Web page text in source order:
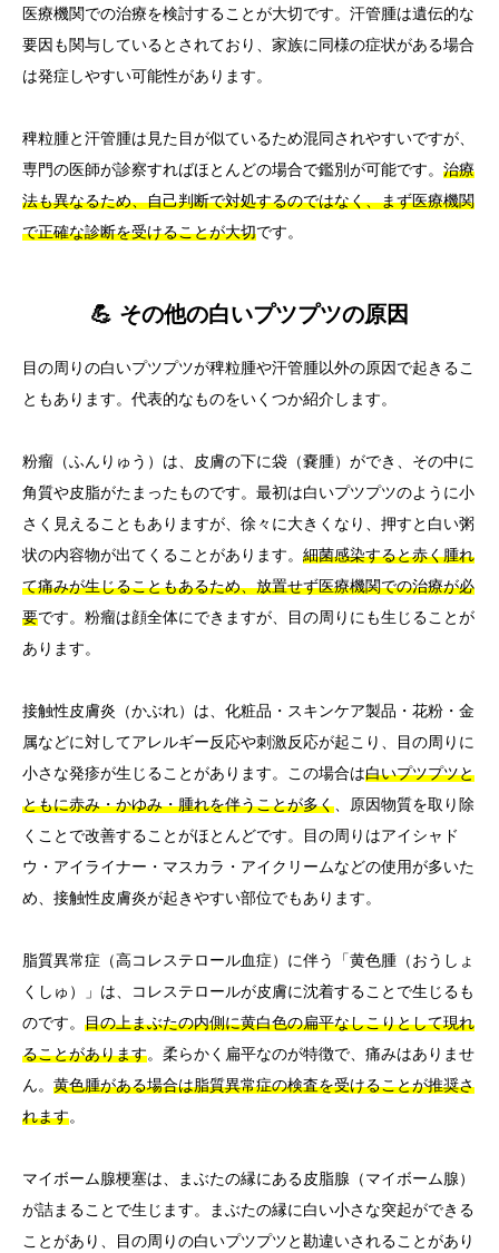
医療機関での治療を検討することが大切です。汗管腫は遺伝的な
要因も関与しているとされており、家族に同様の症状がある場合
は発症しやすい可能性があります。
稗粒腫と汗管腫は見た目が似ているため混同されやすいですが、
専門の医師が診察すればほとんどの場合で鑑別が可能です。 治療
法も異なるため、自己判断で対処するのではなく、まず医療機関
で正確な診断を受けることが大切です。
💪 その他の白いプツプツの原因
目の周りの白いプツプツが稗粒腫や汗管腫以外の原因で起きるこ
ともあります。代表的なものをいくつか紹介します。
粉瘤（ふんりゅう）は、皮膚の下に袋（嚢腫）ができ、その中に
角質や皮脂がたまったものです。最初は白いプツプツのように小
さく見えることもありますが、徐々に大きくなり、押すと白い粥
状の内容物が出てくることがあります。 細菌感染すると赤く腫れ
て痛みが生じることもあるため、放置せず医療機関での治療が必
要です。粉瘤は顔全体にできますが、目の周りにも生じることが
あります。
接触性皮膚炎（かぶれ）は、化粧品・スキンケア製品・花粉・金
属などに対してアレルギー反応や刺激反応が起こり、目の周りに
小さな発疹が生じることがあります。この場合は白いプツプツと
ともに赤み・かゆみ・腫れを伴うことが多く 、原因物質を取り除
くことで改善することがほとんどです。目の周りはアイシャド
ウ・アイライナー・マスカラ・アイクリームなどの使用が多いた
め、接触性皮膚炎が起きやすい部位でもあります。
脂質異常症（高コレステロール血症）に伴う「黄色腫（おうしょ
くしゅ）」は、コレステロールが皮膚に沈着することで生じるも
のです。 目の上まぶたの内側に黄白色の扁平なしこりとして現れ
ることがあります。柔らかく扁平なのが特徴で、痛みはありませ
ん。 黄色腫がある場合は脂質異常症の検査を受けることが推奨さ
れます。
マイボーム腺梗塞は、まぶたの縁にある皮脂腺（マイボーム腺）
が詰まることで生じます。まぶたの縁に白い小さな突起ができる
ことがあり、目の周りの白いプツプツと勘違いされることがあり